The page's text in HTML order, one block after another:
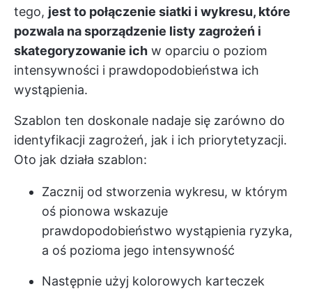
tego, jest to połączenie siatki i wykresu, które
pozwala na sporządzenie listy zagrożeń i
skategoryzowanie ich w oparciu o poziom
intensywności i prawdopodobieństwa ich
wystąpienia.
Szablon ten doskonale nadaje się zarówno do
identyfikacji zagrożeń, jak i ich priorytetyzacji.
Oto jak działa szablon:
Zacznij od stworzenia wykresu, w którym
oś pionowa wskazuje
prawdopodobieństwo wystąpienia ryzyka,
a oś pozioma jego intensywność
Następnie użyj kolorowych karteczek